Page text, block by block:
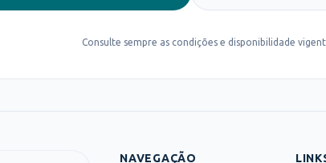
Consulte sempre as condições e disponibilidade
NAVEGAÇÃO